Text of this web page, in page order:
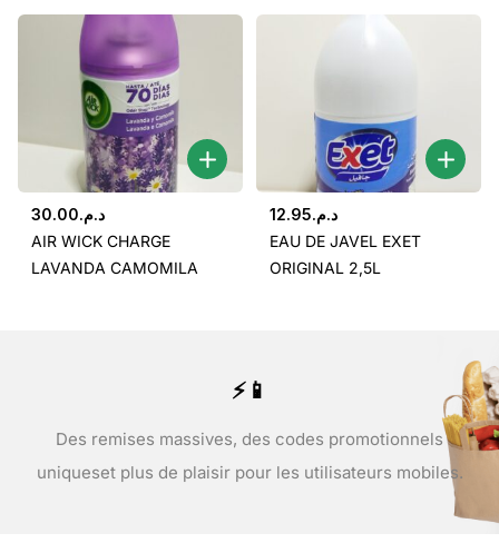
د.م.30.00
AIR WICK CHARGE
LAVANDA CAMOMILA
د.م.12.95
EAU DE JAVEL EXET
ORIGINAL 2,5L
⚡📱
Des remises massives, des codes promotionnels
uniqueset plus de plaisir pour les utilisateurs mobiles.